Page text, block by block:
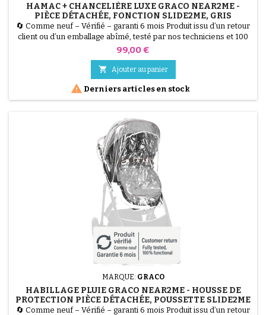
HAMAC + CHANCELIÈRE LUXE GRACO NEAR2ME -
PIÈCE DÉTACHÉE, FONCTION SLIDE2ME, GRIS
🔄 Comme neuf – Vérifié – garanti 6 mois Produit issu d’un retour
client ou d’un emballage abîmé, testé par nos techniciens et 100
% fonctionnel. ATTENTION : La vente concerne UNIQUEMENT
poussette Graco Near2Me, vendus comme pièces détachées.
Ces éléments sont compatibles avec le châssis...
Prix
99,00 €
 Ajouter au panier
 Derniers articles en stock
MARQUE: GRACO
HABILLAGE PLUIE GRACO NEAR2ME - HOUSSE DE
PROTECTION PIÈCE DÉTACHÉE, POUSSETTE SLIDE2ME
🔄 Comme neuf – Vérifié – garanti 6 mois Produit issu d’un retour